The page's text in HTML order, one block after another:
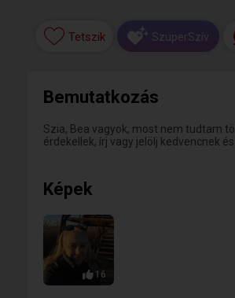
Tetszik SzuperSzív
Bemutatkozás
Szia, Bea vagyok, most nem tudtam
érdekellek, írj vagy jelölj kedvencnek
Képek
16